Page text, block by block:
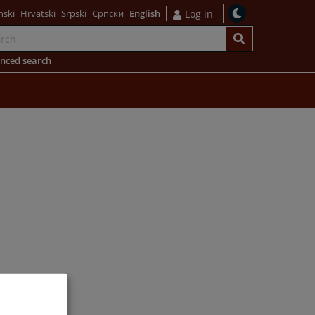
Hrvatski Srpski Српски English Log in
search